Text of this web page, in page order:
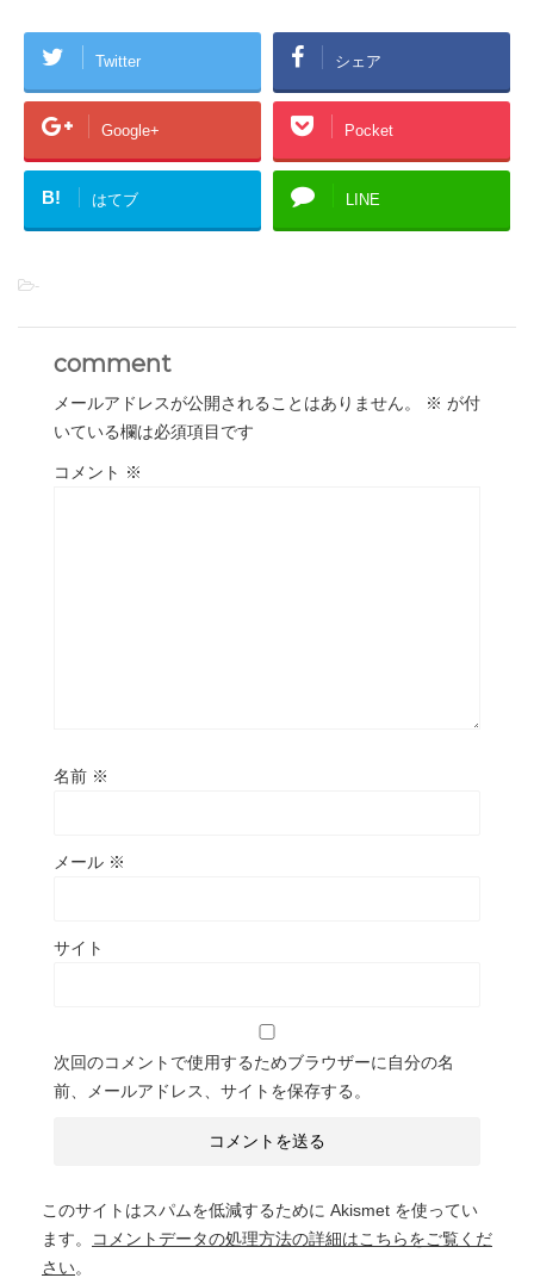
Twitter シェア
Google+ Pocket
B! はてブ LINE
-
comment
メールアドレスが公開されることはありません。 ※ が付
いている欄は必須項目です
コメント ※
名前 ※
メール ※
サイト
次回のコメントで使用するためブラウザーに自分の名
前、メールアドレス、サイトを保存する。
このサイトはスパムを低減するために Akismet を使ってい
ます。
コメントデータの処理方法の詳細はこちらをご覧くだ
さい。